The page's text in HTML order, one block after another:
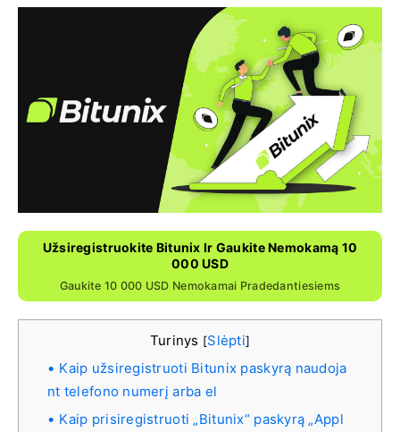
Užsiregistruokite Bitunix Ir Gaukite Nemokamą 10
000 USD
Gaukite 10 000 USD Nemokamai Pradedantiesiems
Turinys [Slėpti]
Kaip užsiregistruoti Bitunix paskyrą naudoja
nt telefono numerį arba el
Kaip prisiregistruoti „Bitunix“ paskyrą „Appl